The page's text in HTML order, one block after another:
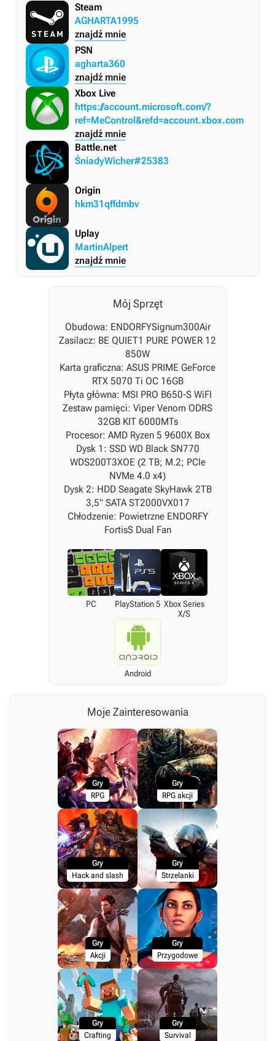
Steam
AGHARTA1995
znajdź mnie
PSN
agharta360
znajdź mnie
Xbox Live
https://account.microsoft.com/?
ref=MeControl&refd=account.xbox.com
znajdź mnie
Battle.net
ŚniadyWicher#25383
Origin
hkm31qffdmbv
Uplay
MartinAlpert
znajdź mnie
Mój Sprzęt
Obudowa: ENDORFYSignum300Air
Zasilacz: BE QUIET1 PURE POWER 12
850W
Karta graficzna: ASUS PRIME GeForce
RTX 5070 Ti OC 16GB
Płyta główna: MSI PRO B650-S WiFI
Zestaw pamięci: Viper Venom ODRS
32GB KIT 6000MTs
Procesor: AMD Ryzen 5 9600X Box
Dysk 1: SSD WD Black SN770
WDS200T3XOE (2 TB; M.2; PCle
NVMe 4.0 x4)
Dysk 2: HDD Seagate SkyHawk 2TB
3,5" SATA ST2000VX017
Chłodzenie: Powietrzne ENDORFY
FortisS Dual Fan
PC PlayStation 5 Xbox Series
X/S
Android
Moje Zainteresowania
Gry
RPG
Gry
RPG akcji
Gry
Hack and slash
Gry
Strzelanki
Gry
Akcji
Gry
Przygodowe
Gry
Crafting
Gry
Survival